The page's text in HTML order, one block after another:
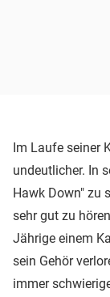
Im Laufe seiner
undeutlicher. In
Hawk Down" zu
sehr gut zu
Jährige einem
sein Gehör
immer